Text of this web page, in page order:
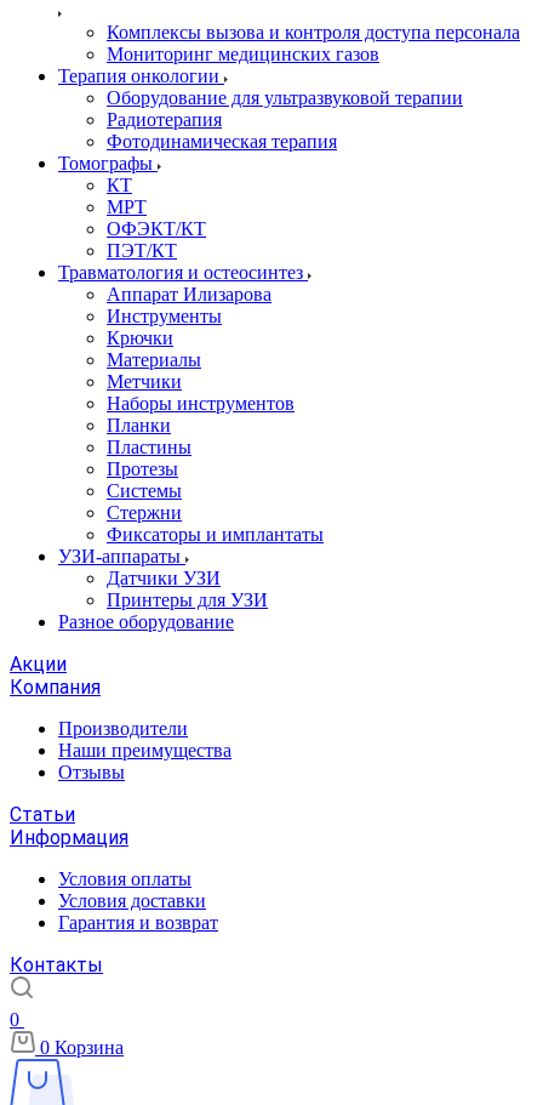
Комплексы вызова и контроля доступа персонала
Мониторинг медицинских газов
Терапия онкологии
Оборудование для ультразвуковой терапии
Радиотерапия
Фотодинамическая терапия
Томографы
КТ
МРТ
ОФЭКТ/КТ
ПЭТ/КТ
Травматология и остеосинтез
Аппарат Илизарова
Инструменты
Крючки
Материалы
Метчики
Наборы инструментов
Планки
Пластины
Протезы
Системы
Стержни
Фиксаторы и имплантаты
УЗИ-аппараты
Датчики УЗИ
Принтеры для УЗИ
Разное оборудование
Акции
Компания
Производители
Наши преимущества
Отзывы
Статьи
Информация
Условия оплаты
Условия доставки
Гарантия и возврат
Контакты
0
0 Корзина